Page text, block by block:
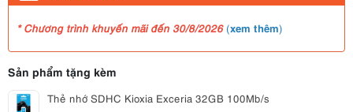
* Chương trình khuyến mãi đến 30/8/2026 (xem thêm)
Sản phẩm tặng kèm
Thẻ nhớ SDHC Kioxia Exceria 32GB 100Mb/s